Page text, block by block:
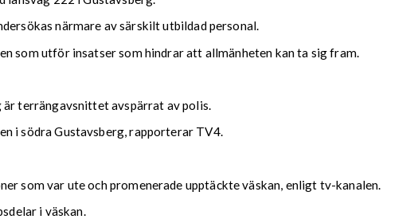
närmare av särskilt utbildad personal.
som utför insatser som hindrar att allmänheten kan ta sig fram.
terrängavsnittet avspärrat av polis.
i södra Gustavsberg, rapporterar TV4.
som var ute och promenerade upptäckte väskan, enligt tv-kanalen.
i väskan.